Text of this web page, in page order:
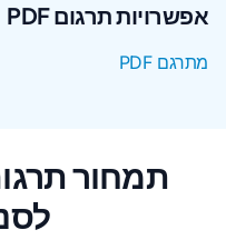
אפשרויות תרגום PDF
מתרגם PDF